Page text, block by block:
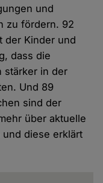
und
zu fördern. 92
der Kinder und
dass die
stärker in der
Und 89
sind der
über aktuelle
diese erklärt